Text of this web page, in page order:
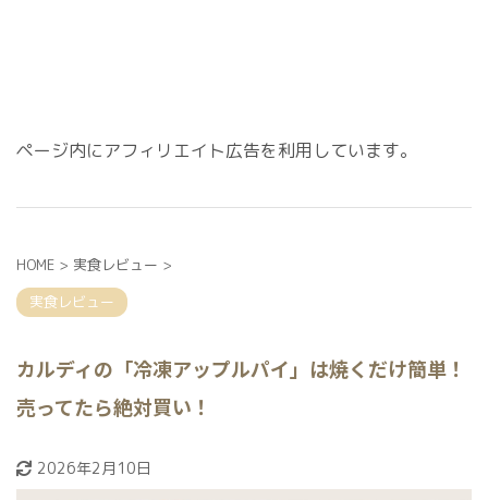
ページ内にアフィリエイト広告を利用しています。
HOME > 実食レビュー >
実食レビュー
カルディの「冷凍アップルパイ」は焼くだけ簡単！
売ってたら絶対買い！
2026年2月10日